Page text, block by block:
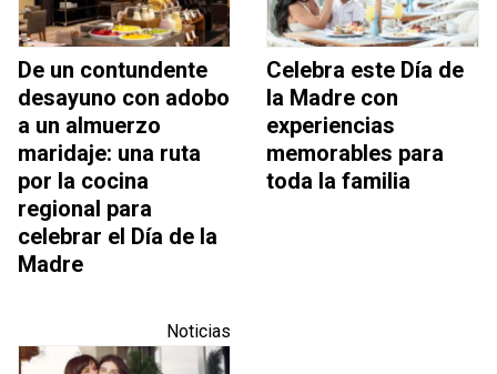
De un contundente
desayuno con adobo
a un almuerzo
maridaje: una ruta
por la cocina
regional para
celebrar el Día de la
Madre
Celebra este Día de
la Madre con
experiencias
memorables para
toda la familia
Noticias